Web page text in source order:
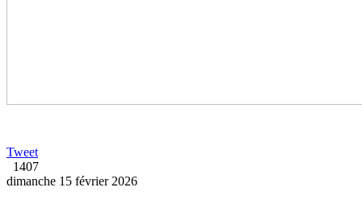
Tweet
1407
dimanche 15 février 2026